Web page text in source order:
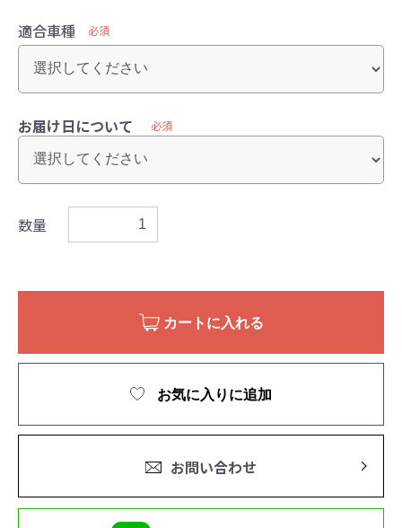
適合車種 必須
お届け日について 必須
数量
カートに入れる
お気に入りに追加
お問い合わせ